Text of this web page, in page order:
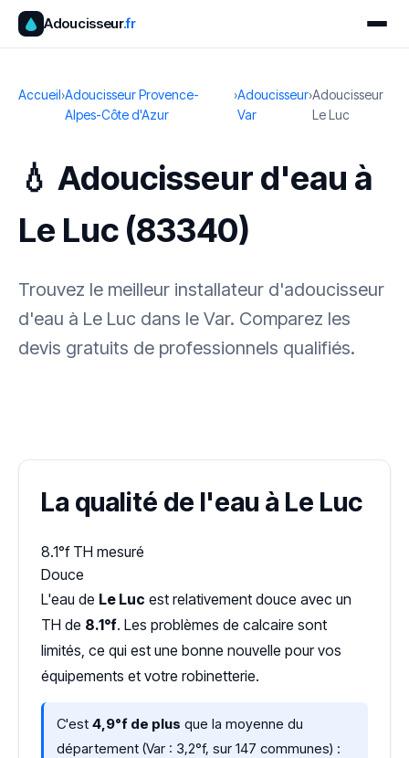
Adoucisseur.fr
Accueil›Adoucisseur Provence-
Alpes-Côte d'Azur
›Adoucisseur
Var
›Adoucisseur
Le Luc
💧 Adoucisseur d'eau à
Le Luc (83340)
Trouvez le meilleur installateur d'adoucisseur
d'eau à Le Luc dans le Var. Comparez les
devis gratuits de professionnels qualifiés.
La qualité de l'eau à Le Luc
8.1°f TH mesuré
Douce
L'eau de Le Luc est relativement douce avec un
TH de 8.1°f. Les problèmes de calcaire sont
limités, ce qui est une bonne nouvelle pour vos
équipements et votre robinetterie.
C'est 4,9°f de plus que la moyenne du
département (Var : 3,2°f, sur 147 communes) :